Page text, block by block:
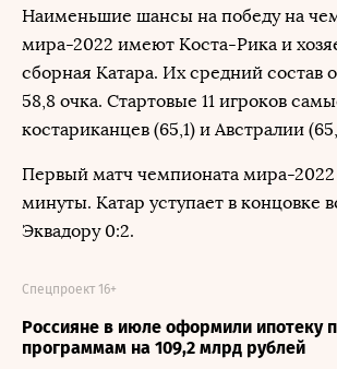
Наименьшие шансы на победу на
мира-2022 имеют Коста-Рика и
сборная Катара. Их средний состав
58,8 очка. Стартовые 11 игроков
костариканцев (65,1) и Австралии
Первый матч чемпионата мира-2022
минуты. Катар уступает в концовке
Эквадору 0:2.
Россияне в июле оформили ипотеку
программам на 109,2 млрд рублей
Спецпроект 16+